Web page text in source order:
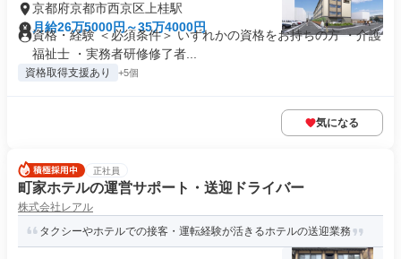
京都府京都市西京区上桂駅
月給26万5000円～35万4000円
資格・経験 ＜必須条件＞ いずれかの資格をお持ちの方 ・介護
福祉士 ・実務者研修修了者...
資格取得支援あり +5個
気になる
正社員
町家ホテルの運営サポート・送迎ドライバー
株式会社レアル
タクシーやホテルでの接客・運転経験が活きるホテルの送迎業務